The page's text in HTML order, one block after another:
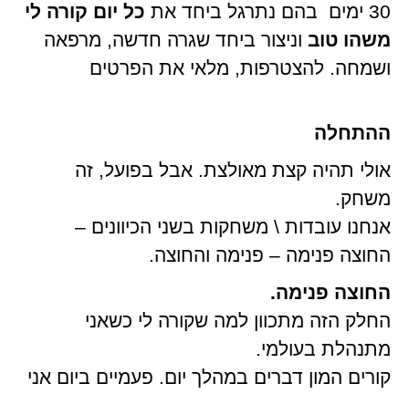
30 ימים בהם נתרגל ביחד את
כל יום קורה לי
משהו טוב וניצור ביחד שגרה חדשה, מרפאה
ושמחה. להצטרפות, מלאי את הפרטים
ההתחלה
אולי תהיה קצת מאולצת. אבל בפועל, זה
משחק.
אנחנו עובדות \ משחקות בשני הכיוונים –
החוצה פנימה – פנימה והחוצה.
החוצה פנימה.
החלק הזה מתכוון למה שקורה לי כשאני
מתנהלת בעולמי.
קורים המון דברים במהלך יום. פעמיים ביום אני